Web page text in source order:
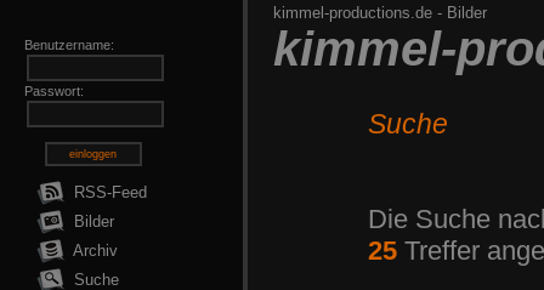
Benutzername:
Passwort:
einloggen
RSS-Feed
Bilder
Archiv
Suche
kimmel-productions.de - Bilder
kimmel-
Suche
Die Suche
25 Treffer